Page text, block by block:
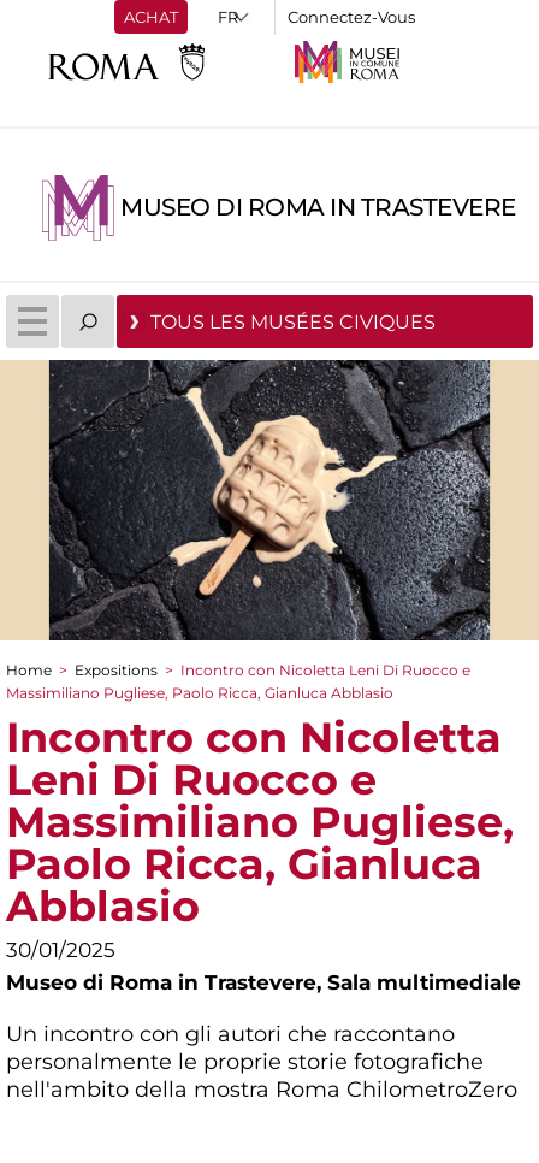
ACHAT Connectez-Vous
MUSEO DI ROMA IN TRASTEVERE
TOUS LES MUSÉES CIVIQUES
You are here
Home > Expositions > Incontro con Nicoletta Leni Di Ruocco e
Massimiliano Pugliese, Paolo Ricca, Gianluca Abblasio
Incontro con Nicoletta
Leni Di Ruocco e
Massimiliano Pugliese,
Paolo Ricca, Gianluca
Abblasio
30/01/2025
Museo di Roma in Trastevere, Sala multimediale
Un incontro con gli autori che raccontano
personalmente le proprie storie fotografiche
nell'ambito della mostra Roma ChilometroZero